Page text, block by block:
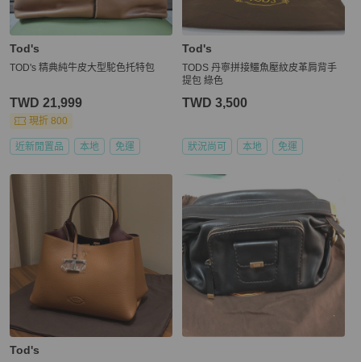
Tod's
TOD's 精典純牛皮大型駝色托特包
TWD 21,999
現折 800
近新閒置品 本地 免運
Tod's
TODS 丹寧拼接鱷魚壓紋皮革肩背手
提包 綠色
TWD 3,500
狀況尚可 本地 免運
Tod's